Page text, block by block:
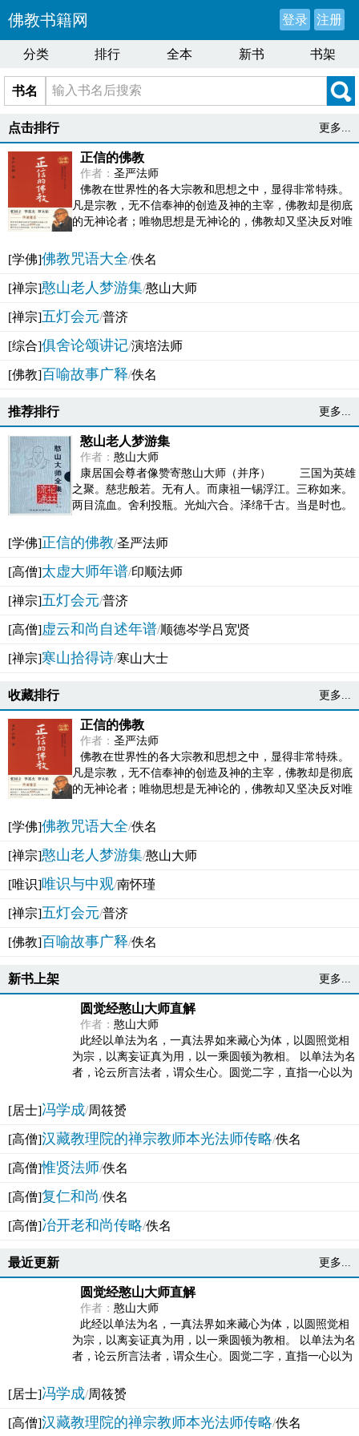
佛教书籍网 登录 注册
分类 排行 全本 新书 书架
书名
点击排行 更多...
正信的佛教
作者： 圣严法师
佛教在世界性的各大宗教和思想之中，显得非常特殊。
凡是宗教，无不信奉神的创造及神的主宰，佛教却是彻底
的无神论者；唯物思想是无神论的，佛教却又坚决反对唯
[学佛]佛教咒语大全/佚名
[禅宗]憨山老人梦游集/憨山大师
[禅宗]五灯会元/普济
[综合]俱舍论颂讲记/演培法师
[佛教]百喻故事广释/佚名
推荐排行 更多...
憨山老人梦游集
作者： 憨山大师
康居国会尊者像赞寄憨山大师（并序） 三国为英雄
之聚。慈悲般若。无有人。而康祖一锡浮江。三称如来。
两目流血。舍利投瓶。光灿六合。泽绵千古。当是时也。
[学佛]正信的佛教/圣严法师
[高僧]太虚大师年谱/印顺法师
[禅宗]五灯会元/普济
[高僧]虚云和尚自述年谱/顺德岑学吕宽贤
[禅宗]寒山拾得诗/寒山大士
收藏排行 更多...
正信的佛教
作者： 圣严法师
佛教在世界性的各大宗教和思想之中，显得非常特殊。
凡是宗教，无不信奉神的创造及神的主宰，佛教却是彻底
的无神论者；唯物思想是无神论的，佛教却又坚决反对唯
[学佛]佛教咒语大全/佚名
[禅宗]憨山老人梦游集/憨山大师
[唯识]唯识与中观/南怀瑾
[禅宗]五灯会元/普济
[佛教]百喻故事广释/佚名
新书上架 更多...
圆觉经憨山大师直解
作者： 憨山大师
此经以单法为名，一真法界如来藏心为体，以圆照觉相
为宗，以离妄证真为用，以一乘圆顿为教相。 以单法为名
者，论云所言法者，谓众生心。圆觉二字，直指一心以为
[居士]冯学成/周筱赟
[高僧]汉藏教理院的禅宗教师本光法师传略/佚名
[高僧]惟贤法师/佚名
[高僧]复仁和尚/佚名
[高僧]冶开老和尚传略/佚名
最近更新 更多...
圆觉经憨山大师直解
作者： 憨山大师
此经以单法为名，一真法界如来藏心为体，以圆照觉相
为宗，以离妄证真为用，以一乘圆顿为教相。 以单法为名
者，论云所言法者，谓众生心。圆觉二字，直指一心以为
[居士]冯学成/周筱赟
[高僧]汉藏教理院的禅宗教师本光法师传略/佚名